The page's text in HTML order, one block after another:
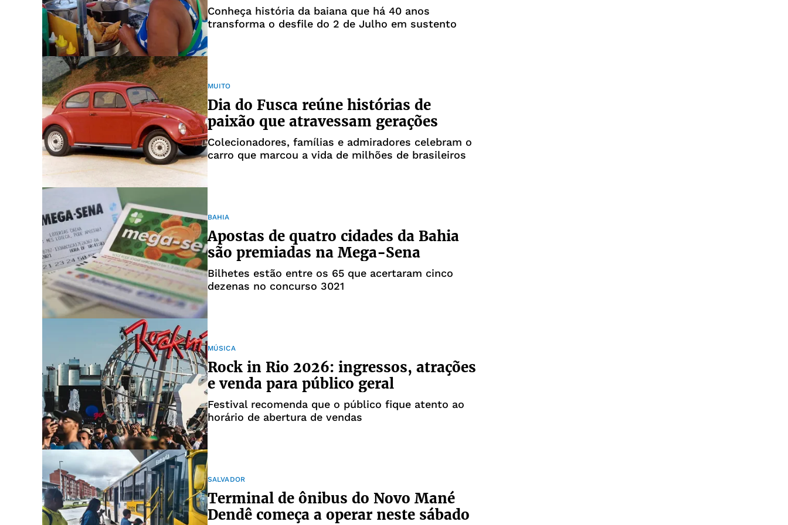
Conheça história da baiana que há 40 anos
transforma o desfile do 2 de Julho em sustento
MUITO
Dia do Fusca reúne histórias de
paixão que atravessam gerações
Colecionadores, famílias e admiradores celebram o
carro que marcou a vida de milhões de brasileiros
BAHIA
Apostas de quatro cidades da Bahia
são premiadas na Mega-Sena
Bilhetes estão entre os 65 que acertaram cinco
dezenas no concurso 3021
MÚSICA
Rock in Rio 2026: ingressos, atrações
e venda para público geral
Festival recomenda que o público fique atento ao
horário de abertura de vendas
SALVADOR
Terminal de ônibus do Novo Mané
Dendê começa a operar neste sábado